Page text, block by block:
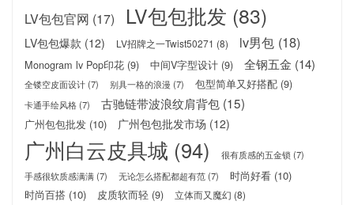
LV包包官网 (17) LV包包批发 (83)
LV包包爆款 (12) LV招牌之一Twist50271 (8) lv男包 (18)
Monogram lv Pop印花 (9) 中间V字型设计 (9) 全钢五金 (14)
全镂空皮面设计(7) 别具一格的浪漫 (7) 包型简单又好搭配 (9)
卡通手绘风格(7) 古驰链带波浪纹肩背包 (15)
广州包包批发 (10) 广州包包批发市场 (12)
广州白云皮具城 (94) 很有质感的五金锁 (7)
手感很软质感满满(7) 无论怎么搭配都超有范(7) 时尚好看 (10)
时尚百搭 (10) 皮质软而轻 (9) 立体而又魔幻 (8)